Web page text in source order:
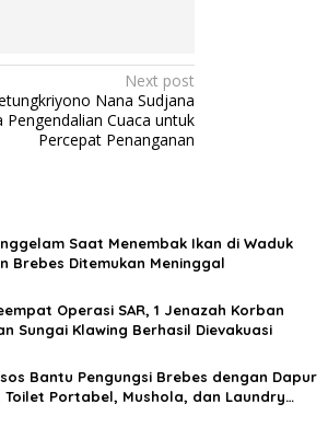
Next post
Nana Sudjana
Pengendalian Cuaca untuk
Percepat Penanganan
Saat Menembak Ikan di Waduk
Brebes Ditemukan Meninggal
Operasi SAR, 1 Jenazah Korban
Sungai Klawing Berhasil Dievakuasi
Bantu Pengungsi Brebes dengan Dapur
Toilet Portabel, Mushola, dan Laundry